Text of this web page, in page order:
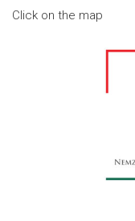
Click on the map